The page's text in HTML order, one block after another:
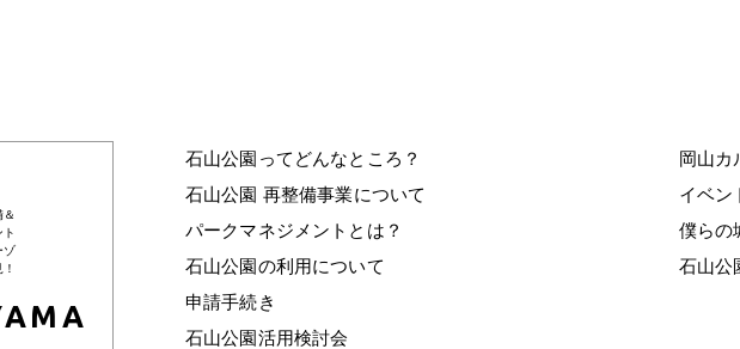
ゾ
石山公園ってどんなところ？
石山公園 再整備事業について
パークマネジメントとは？
石山公園の利用について
申請手続き
石山公園活用検討会
岡山カ
イベン
僕らの
石山公